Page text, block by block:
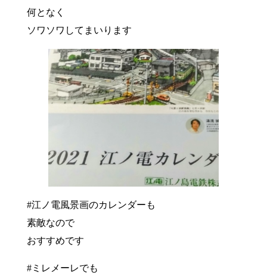
何となく
ソワソワしてまいります
#江ノ電風景画のカレンダーも
素敵なので
おすすめです
#ミレメーレでも